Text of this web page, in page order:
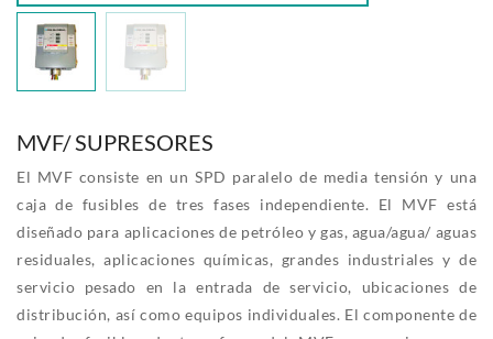
MVF/ SUPRESORES
El MVF consiste en un SPD paralelo de media tensión y una
caja de fusibles de tres fases independiente. El MVF está
diseñado para aplicaciones de petróleo y gas, agua/agua/ aguas
residuales, aplicaciones químicas, grandes industriales y de
servicio pesado en la entrada de servicio, ubicaciones de
distribución, así como equipos individuales. El componente de